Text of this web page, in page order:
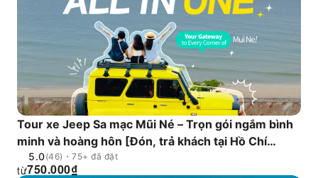
Tour xe Jeep Sa mạc Mũi Né – Trọn gói ngắm bình
minh và hoàng hôn [Đón, trả khách tại Hồ Chí
Minh/ Nha Trang, Sử dụng phòng chờ]
5.0(46)・75+ đã đặt
₫
750.000
từ